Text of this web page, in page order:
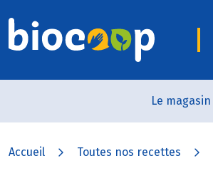
Le magasin
Accueil Toutes nos recettes